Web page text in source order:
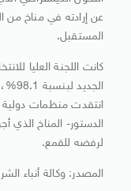
عن إرادته في مناخ من
المستقبل.
كانت اللجنة العليا
انتقدت منظمات
الدستور- المناخ
لرفضه للقمع.
المصدر: وكالة أنباء